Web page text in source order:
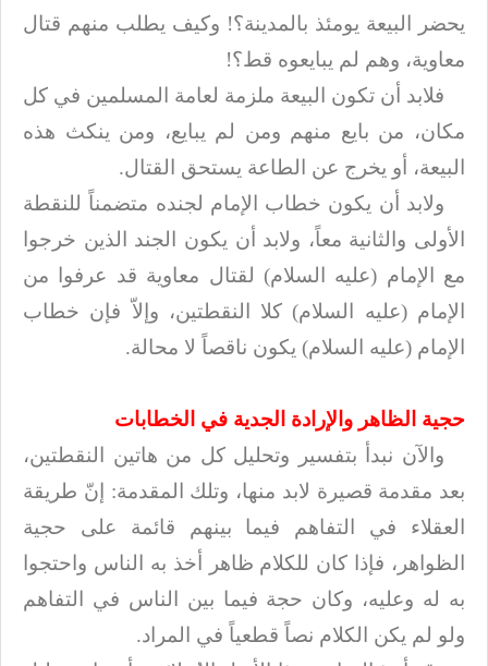
يحضر البيعة يومئذ بالمدينة؟! وكيف يطلب منهم قتال
معاوية، وهم لم يبايعوه قط؟!
فلابد أن تكون البيعة ملزمة لعامة المسلمين في كل
مكان، من بايع منهم ومن لم يبايع، ومن ينكث هذه
البيعة، أو يخرج عن الطاعة يستحق القتال.
ولابد أن يكون خطاب الإمام لجنده متضمناً للنقطة
الأولى والثانية معاً، ولابد أن يكون الجند الذين خرجوا
مع الإمام (عليه السلام) لقتال معاوية قد عرفوا من
الإمام (عليه السلام) كلا النقطتين، وإلاّ فإن خطاب
الإمام (عليه السلام) يكون ناقصاً لا محالة.
حجية الظاهر والإرادة الجدية في الخطابات
والآن نبدأ بتفسير وتحليل كل من هاتين النقطتين،
بعد مقدمة قصيرة لابد منها، وتلك المقدمة: إنّ طريقة
العقلاء في التفاهم فيما بينهم قائمة على حجية
الظواهر، فإذا كان للكلام ظاهر أخذ به الناس واحتجوا
به له وعليه، وكان حجة فيما بين الناس في التفاهم
ولو لم يكن الكلام نصاً قطعياً في المراد.